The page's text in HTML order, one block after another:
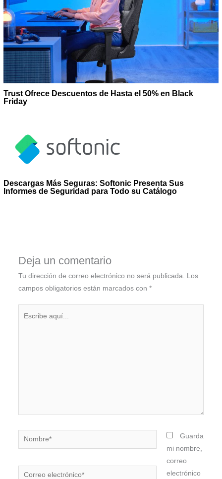
Trust Ofrece Descuentos de Hasta el 50% en Black
Friday
Descargas Más Seguras: Softonic Presenta Sus
Informes de Seguridad para Todo su Catálogo
Deja un comentario
Tu dirección de correo electrónico no será publicada.
Los
campos obligatorios están marcados con *
Nombre*
Correo
Guarda
mi nombre,
correo
electrónico